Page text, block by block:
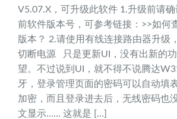
V5.07.X，可升级此软件 1.升级前请
前软件版本号，可参考链接：>>如何
版本？ 2.请使用有线连接路由器升级
切断电源 只是更新UI，没有出新的
望。不过说到UI，就不得不说腾达
牙，登录管理页面的密码可以自动填
加密，而且登录进去后，无线密码也
文显示…… 这就是 […]